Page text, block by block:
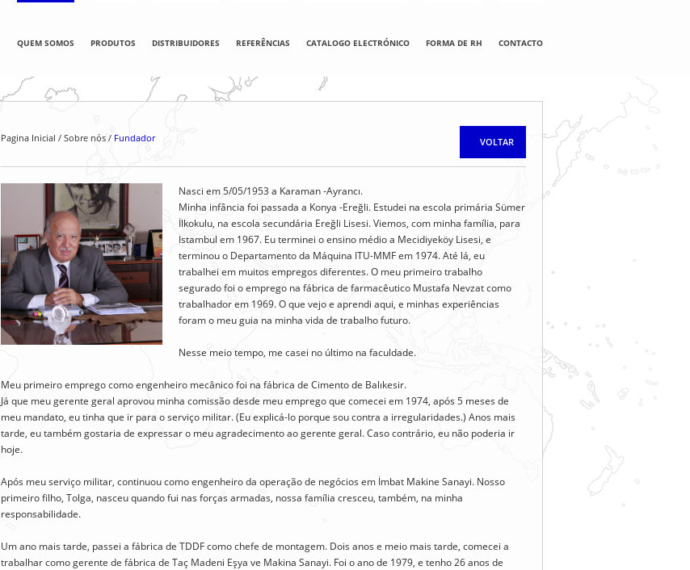
QUEM SOMOS PRODUTOS DISTRIBUIDORES REFERÊNCIAS CATALOGO ELECTRÓNICO FORMA DE RH CONTACTO
Pagina Inicial Sobre nós Fundador VOLTAR
Nasci em 5/05/1953 a Karaman -Ayrancı.
Minha infância foi passada a Konya -Ereğli. Estudei na escola primária Sümer
İlkokulu, na escola secundária Ereğli Lisesi. Viemos, com minha família, para
Istambul em 1967. Eu terminei o ensino médio a Mecidiyeköy Lisesi, e
terminou o Departamento da Máquina ITU-MMF em 1974. Até lá, eu
trabalhei em muitos empregos diferentes. O meu primeiro trabalho
segurado foi o emprego na fábrica de farmacêutico Mustafa Nevzat como
trabalhador em 1969. O que vejo e aprendi aqui, e minhas experiências
foram o meu guia na minha vida de trabalho futuro.
Nesse meio tempo, me casei no último na faculdade.
Meu primeiro emprego como engenheiro mecânico foi na fábrica de Cimento de Balıkesir.
Já que meu gerente geral aprovou minha comissão desde meu emprego que comecei em 1974, após 5 meses de
meu mandato, eu tinha que ir para o serviço militar. (Eu explicá-lo porque sou contra a irregularidades.) Anos mais
tarde, eu também gostaria de expressar o meu agradecimento ao gerente geral. Caso contrário, eu não poderia ir
hoje.
Após meu serviço militar, continuou como engenheiro da operação de negócios em İmbat Makine Sanayi. Nosso
primeiro filho, Tolga, nasceu quando fui nas forças armadas, nossa família cresceu, também, na minha
responsabilidade.
Um ano mais tarde, passei a fábrica de TDDF como chefe de montagem. Dois anos e meio mais tarde, comecei a
trabalhar como gerente de fábrica de Taç Madeni Eşya ve Makina Sanayi. Foi o ano de 1979, e tenho 26 anos de